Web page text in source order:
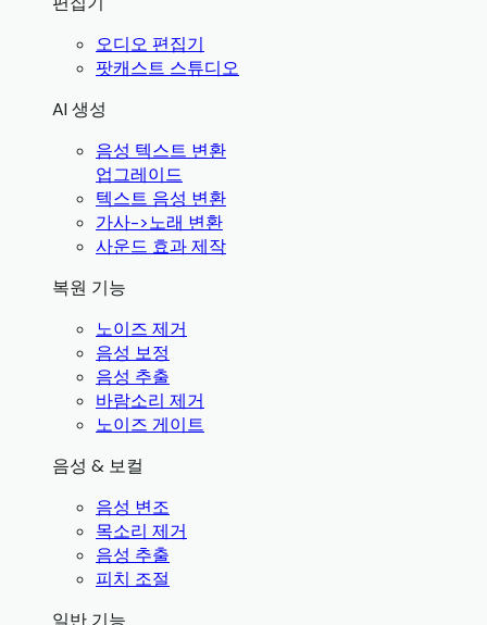
오디오 편집기
팟캐스트 스튜디오
AI 생성
음성 텍스트 변환
업그레이드
텍스트 음성 변환
가사->노래 변환
사운드 효과 제작
복원 기능
노이즈 제거
음성 보정
음성 추출
바람소리 제거
노이즈 게이트
음성 & 보컬
음성 변조
목소리 제거
음성 추출
피치 조절
일반 기능